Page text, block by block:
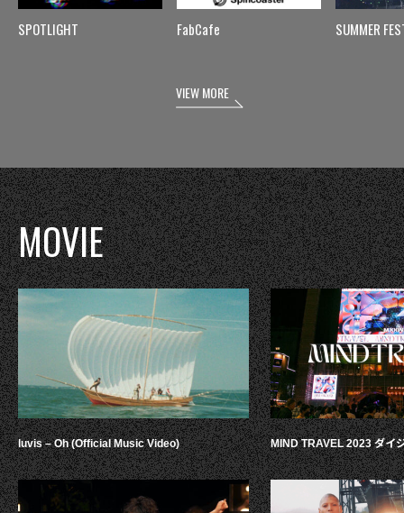
SPOTLIGHT FabCafe SUMMER
VIEW MORE
MOVIE
luvis – Oh (Official Music Video) MIND TRAVEL 2023 ダイ